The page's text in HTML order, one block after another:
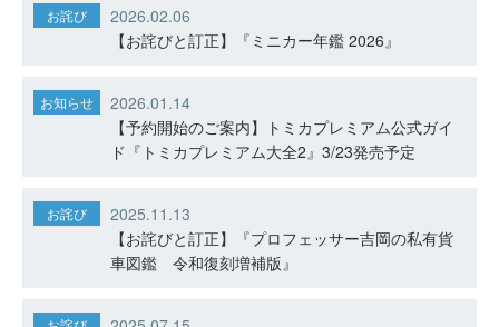
お詫び
2026.02.06
【お詫びと訂正】『ミニカー年鑑 2026』
お知らせ
2026.01.14
【予約開始のご案内】トミカプレミアム公式ガイ
ド『トミカプレミアム大全2』3/23発売予定
お詫び
2025.11.13
【お詫びと訂正】『プロフェッサー吉岡の私有貨
車図鑑 令和復刻増補版』